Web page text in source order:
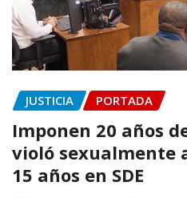
JUSTICIA PORTADA
Imponen 20 años
violó sexualmente
15 años en SDE